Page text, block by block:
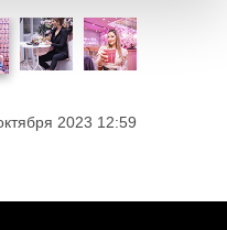
2023 12:59